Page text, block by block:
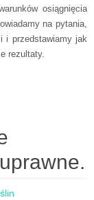
osiągnięcia
na pytania,
i przedstawiamy jak
rezultaty.